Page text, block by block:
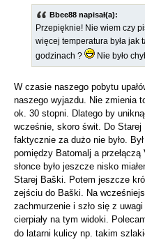
Bbee88 napisał(a):
Przepięknie! Nie wiem czy
więcej temperatura była jak
godzinach ?
Nie było
W czasie naszego pobytu
naszego wyjazdu. Nie zmienia
ok. 30 stopni. Dlatego by
wcześnie, skoro świt. Do Starej
faktycznie za dużo nie było.
pomiędzy Batomalj a
słonce było jeszcze nisko
Starej Baški. Potem jeszcze
zejściu do Baški. Na
zachmurzenie i szło się z
cierpiały na tym widoki.
do latarni kulicy np. takim